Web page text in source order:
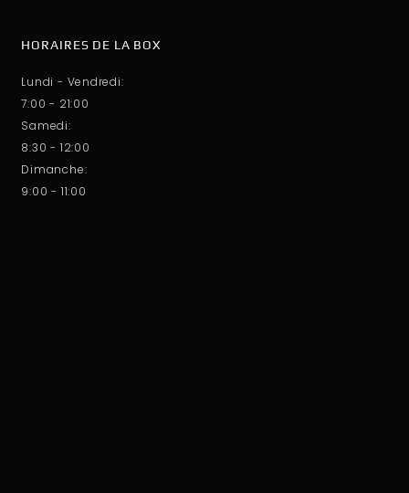
HORAIRES DE LA BOX
Lundi - Vendredi:
7:00 - 21:00
Samedi:
8:30 - 12:00
Dimanche:
9:00 - 11:00